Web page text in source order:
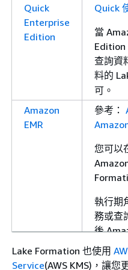
Quick
Enterprise
Edition
Quick
當
Edition
查詢資
料的
可。
Amazon
EMR
參考：
您可以
執行期
務或查
後
AWS 資
Lake Formation 也使用
Service(AWS KMS)，讓您